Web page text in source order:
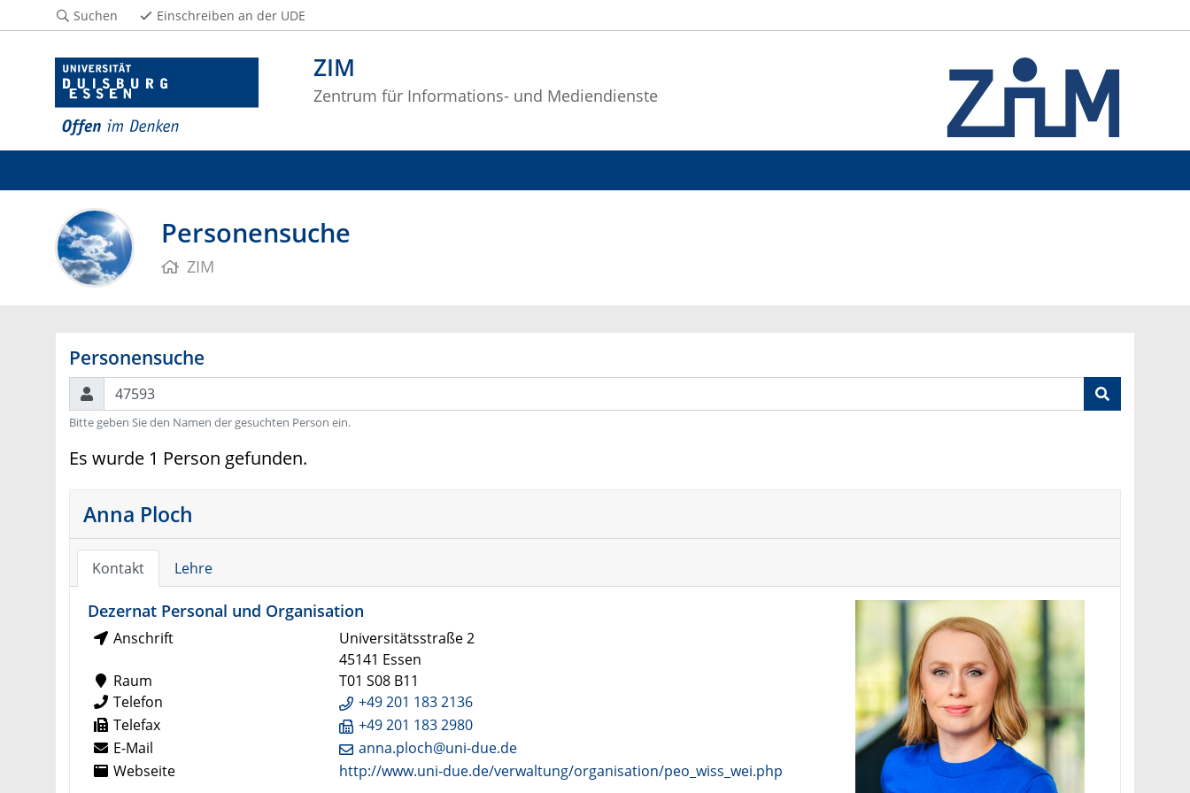
ZIM
Zentrum für Informations- und Mediendienste
Suchen Einschreiben an der UDE
Personensuche
ZIM
Personensuche
Suchen
Bitte geben Sie den Namen der gesuchten Person ein.
Es wurde 1 Person gefunden.
Anna Ploch
Kontakt Lehre
Dezernat Personal und Organisation
Anschrift
Universitätsstraße 2
45141 Essen
Raum
T01 S08 B11
Telefon
+49 201 183 2136
Telefax
+49 201 183 2980
E-Mail
anna.ploch@uni-due.de
Webseite
http://www.uni-due.de/verwaltung/organisation/peo_wiss_wei.php